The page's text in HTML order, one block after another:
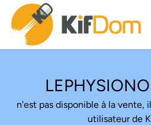
n'est pas disponible à la vente,
utilisateur de